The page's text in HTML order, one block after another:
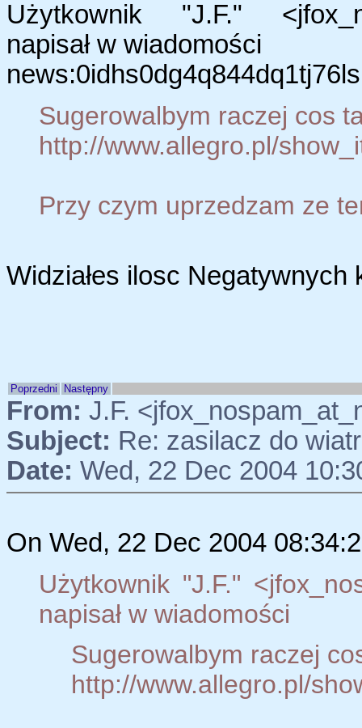
Użytkownik "J.F."
napisał w wiadomości
Sugerowalbym raczej cos
http://www.allegro.pl/
Przy czym uprzedzam ze
Widziałes ilosc Negatywnych
Poprzedni Następny
From: J.F.
Subject: Re: zasilacz do
Date: Wed, 22 Dec 2004
On Wed, 22 Dec 2004
Użytkownik "J.F."
napisał w wiadomości
Sugerowalbym raczej
http://www.allegro.pl/